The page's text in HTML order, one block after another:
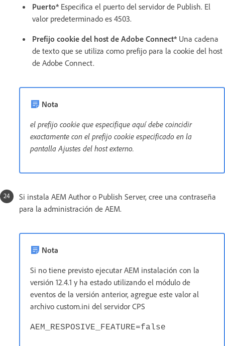
Puerto* Especifica el puerto del servidor de Publish. El
valor predeterminado es 4503.
Prefijo cookie del host de Adobe Connect* Una cadena
de texto que se utiliza como prefijo para la cookie del host
de Adobe Connect.
Nota
el prefijo cookie que especifique aquí debe coincidir
exactamente con el prefijo cookie especificado en la
pantalla Ajustes del host externo.
Si instala AEM Author o Publish Server, cree una contraseña
para la administración de AEM.
Nota
Si no tiene previsto ejecutar AEM instalación con la
versión 12.4.1 y ha estado utilizando el módulo de
eventos de la versión anterior, agregue este valor al
archivo custom.ini del servidor CPS
AEM_RESPOSIVE_FEATURE=false